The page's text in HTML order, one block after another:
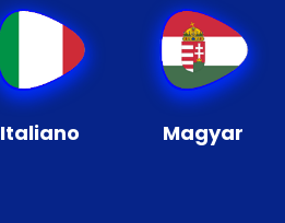
Italiano Magyar